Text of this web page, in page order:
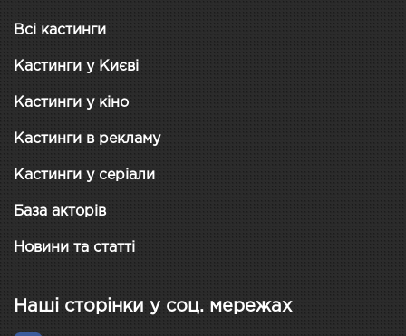
Всі кастинги
Кастинги у Києві
Кастинги у кіно
Кастинги в рекламу
Кастинги у серіали
База акторів
Новини та статті
Наші сторінки у соц. мережах